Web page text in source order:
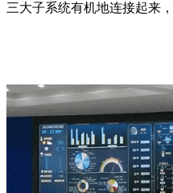
三大子系统有机地连接起来